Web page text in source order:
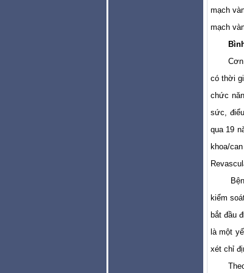
mạch
mạch
có thời
chức
sức,
qua 19
khoa/
kiểm
bắt đầu
là một
xét chỉ